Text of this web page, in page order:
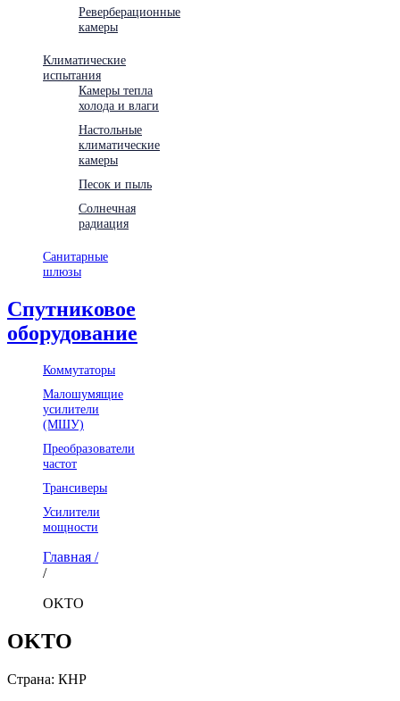
Реверберационные
камеры
Климатические
испытания
Камеры тепла
холода и влаги
Настольные
климатические
камеры
Песок и пыль
Солнечная
радиация
Санитарные
шлюзы
Спутниковое
оборудование
Коммутаторы
Малошумящие
усилители
(МШУ)
Преобразователи
частот
Трансиверы
Усилители
мощности
Главная /
/
OKTO
OKTO
Страна: КНР